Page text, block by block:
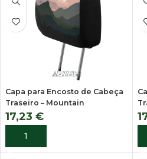
Capa para Encosto de Cabeça
Traseiro – Mountain
17,23 €
ADICIONAR